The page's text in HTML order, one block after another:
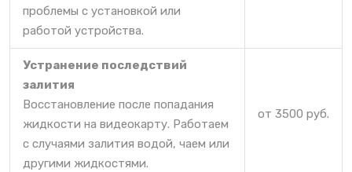
проблемы с установкой или
работой устройства.
Устранение последствий
залития
Восстановление после попадания
жидкости на видеокарту. Работаем
с случаями залития водой, чаем или
другими жидкостями.
от 3500 руб.